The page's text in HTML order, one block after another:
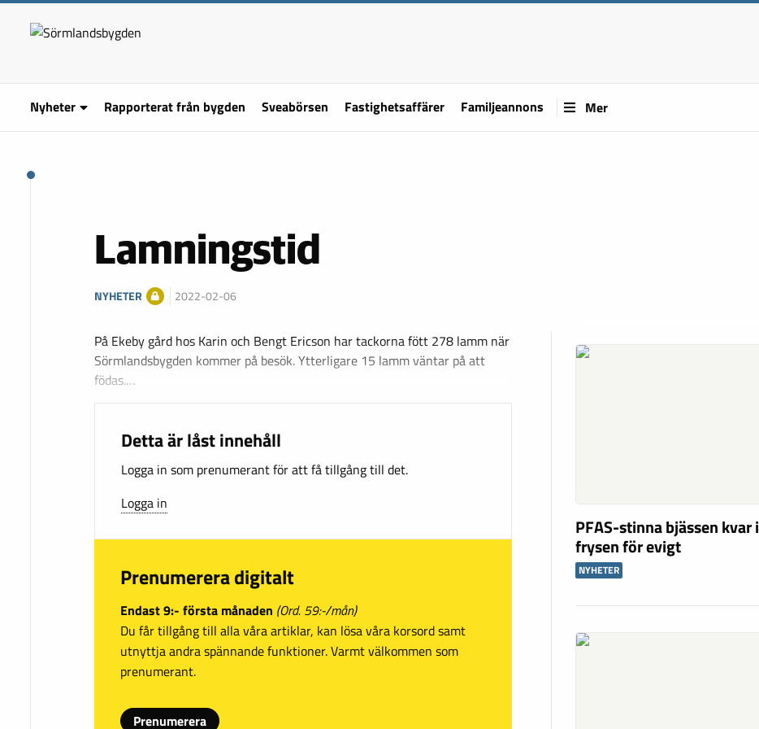
Nyheter Rapporterat från bygden Sveabörsen Fastighetsaffärer Familjeannons Mer
Lamningstid
NYHETER 2022-02-06
På Ekeby gård hos Karin och Bengt Ericson har tackorna fött 278 lamm när
Sörmlandsbygden kommer på besök. Ytterligare 15 lamm väntar på att
födas.…
Detta är låst innehåll
Logga in som prenumerant för att få tillgång till det.
Logga in
Prenumerera digitalt
Endast 9:- första månaden (Ord. 59:-/mån)
Du får tillgång till alla våra artiklar, kan lösa våra korsord samt
utnyttja andra spännande funktioner. Varmt välkommen som
prenumerant.
Prenumerera
PFAS-stinna bjässen kvar i
frysen för evigt
NYHETER